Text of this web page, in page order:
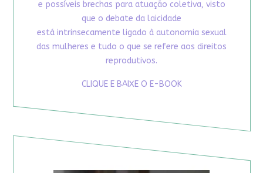
e possíveis brechas para atuação coletiva, visto
que o debate da laicidade
está intrinsecamente ligado à autonomia sexual
das mulheres e tudo o que se refere aos direitos
reprodutivos.
CLIQUE E BAIXE O E-BOOK